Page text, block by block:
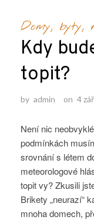
Domy, byty,
Kdy
topit?
by admin on 4
Není nic
podmínkách
srovnání s létem
meteorologové
topit vy? Zkusili
Brikety „neurazí“
mnoha domech,